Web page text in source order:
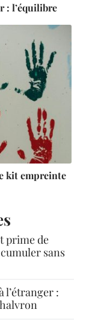
: l’équilibre
kit empreinte
prime de
sans
l’étranger :